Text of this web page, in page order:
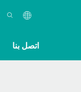
اتصل بنا